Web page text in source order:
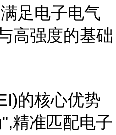
足电子电气
高强度的基础
的核心优势
精准匹配电子